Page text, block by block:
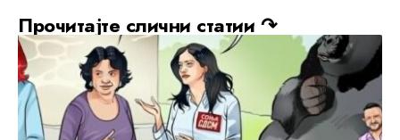
Прочитајте слични статии ↷